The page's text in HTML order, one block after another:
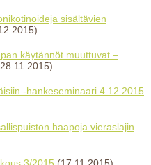
sisältävien
käytännöt muuttuvat –
-hankeseminaari 4.12.2015
haapoja vieraslajin